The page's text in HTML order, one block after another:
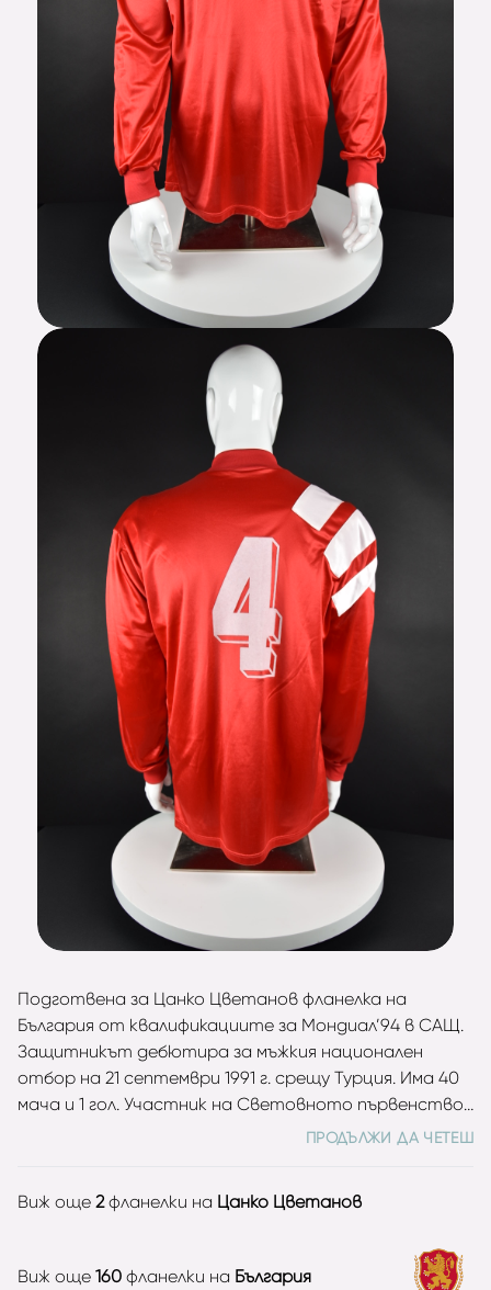
Подготвена за Цанко Цветанов фланелка на
България от квалификациите за Мондиал’94 в САЩ.
Защитникът дебютира за мъжкия национален
отбор на 21 септември 1991 г. срещу Турция. Има 40
мача и 1 гол. Участник на Световното първенство
в САЩ през 1994 година, където става бронзов
София (1994, 1995, 2002) и с Етър през 1991 г. Носител
Купата на БФС с Етър през 1991 г. В „А“ група има
ПРОДЪЛЖИ ДА ЧЕТЕШ
Виж още 2фланелки на Цанко Цветанов
Виж още 160 фланелки на България